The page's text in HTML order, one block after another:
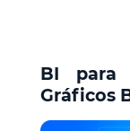
BI para
Gráficos